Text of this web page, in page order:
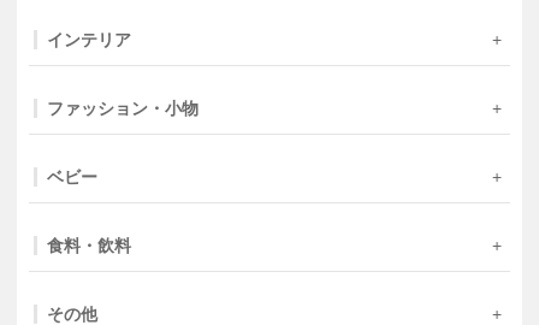
インテリア
ファッション・小物
ベビー
食料・飲料
その他